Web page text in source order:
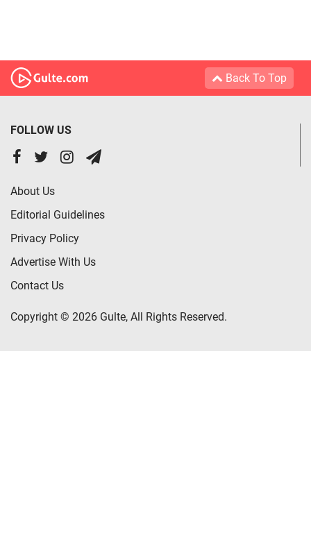
Back To Top
FOLLOW US
About Us
Editorial Guidelines
Privacy Policy
Advertise With Us
Contact Us
Copyright © 2026 Gulte, All Rights Reserved.